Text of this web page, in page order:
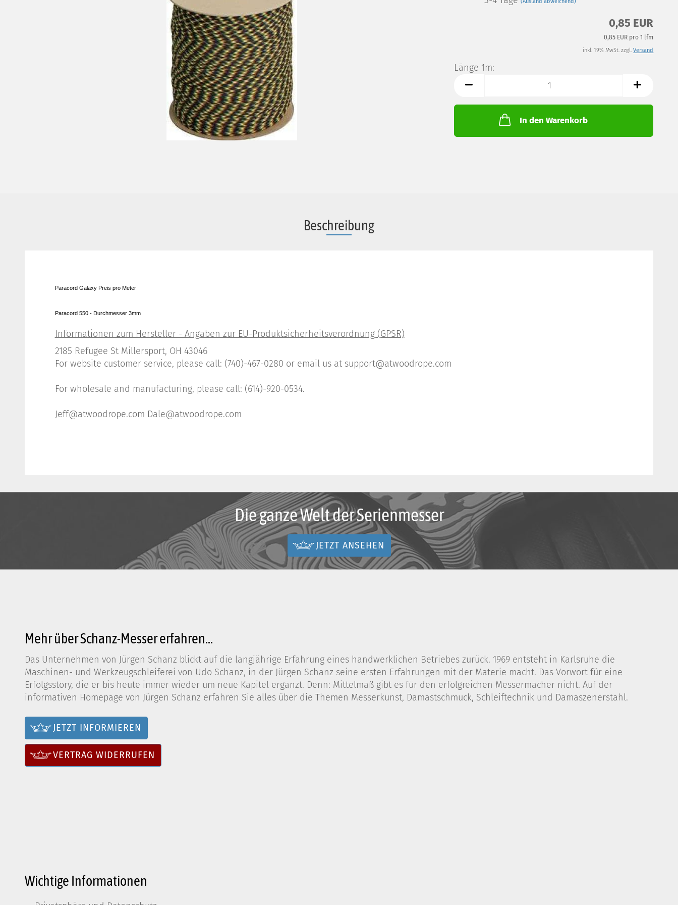
0,85 EUR
0,85 EUR pro 1 lfm
inkl. 19% MwSt. zzgl.Versand
Länge 1m:
Länge
In den Warenkorb
Beschreibung
Paracord Galaxy Preis pro Meter
Paracord 550 - Durchmesser 3mm
2185 Refugee St Millersport, OH 43046
For website customer service, please call: (740)-467-0280 or email us at support@atwoodrope.com
For wholesale and manufacturing, please call: (614)-920-0534.
Jeff@atwoodrope.com Dale@atwoodrope.com
Die ganze Welt der Serienmesser
JETZT ANSEHEN
Mehr über Schanz-Messer erfahren...
Das Unternehmen von Jürgen Schanz blickt auf die langjährige Erfahrung eines handwerklichen Betriebes zurück. 1969 entsteht in Karlsruhe die
Maschinen- und Werkzeugschleiferei von Udo Schanz, in der Jürgen Schanz seine ersten Erfahrungen mit der Materie macht. Das Vorwort für eine
Erfolgsstory, die er bis heute immer wieder um neue Kapitel ergänzt. Denn: Mittelmaß gibt es für den erfolgreichen Messermacher nicht. Auf der
informativen Homepage von Jürgen Schanz erfahren Sie alles über die Themen Messerkunst, Damastschmuck, Schleiftechnik und Damaszenerstahl.
JETZT INFORMIEREN
VERTRAG WIDERRUFEN
Wichtige Informationen